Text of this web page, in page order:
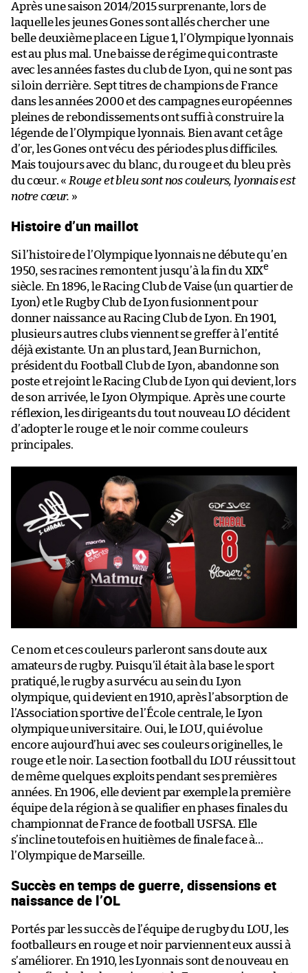
Après une saison 2014/2015 surprenante, lors de
laquelle les jeunes Gones sont allés chercher une
belle deuxième place en Ligue 1, l’Olympique lyonnais
est au plus mal. Une baisse de régime qui contraste
avec les années fastes du club de Lyon, qui ne sont pas
si loin derrière. Sept titres de champions de France
dans les années 2000 et des campagnes européennes
pleines de rebondissements ont suffi à construire la
légende de l’Olympique lyonnais. Bien avant cet âge
d’or, les Gones ont vécu des périodes plus difficiles.
Mais toujours avec du blanc, du rouge et du bleu près
du cœur. « Rouge et bleu sont nos couleurs, lyonnais est
notre cœur. »
Histoire d’un maillot
Si l’histoire de l’Olympique lyonnais ne débute qu’en
1950, ses racines remontent jusqu’à la fin du XIXe
siècle. En 1896, le Racing Club de Vaise (un quartier de
Lyon) et le Rugby Club de Lyon fusionnent pour
donner naissance au Racing Club de Lyon. En 1901,
plusieurs autres clubs viennent se greffer à l’entité
déjà existante. Un an plus tard, Jean Burnichon,
président du Football Club de Lyon, abandonne son
poste et rejoint le Racing Club de Lyon qui devient, lors
de son arrivée, le Lyon Olympique. Après une courte
réflexion, les dirigeants du tout nouveau LO décident
d’adopter le rouge et le noir comme couleurs
principales.
Ce nom et ces couleurs parleront sans doute aux
amateurs de rugby. Puisqu’il était à la base le sport
pratiqué, le rugby a survécu au sein du Lyon
olympique, qui devient en 1910, après l’absorption de
l’Association sportive de l’École centrale, le Lyon
olympique universitaire. Oui, le LOU, qui évolue
encore aujourd’hui avec ses couleurs originelles, le
rouge et le noir. La section football du LOU réussit tout
de même quelques exploits pendant ses premières
années. En 1906, elle devient par exemple la première
équipe de la région à se qualifier en phases finales du
championnat de France de football USFSA. Elle
s’incline toutefois en huitièmes de finale face à…
l’Olympique de Marseille.
Succès en temps de guerre, dissensions et
naissance de l’OL
Portés par les succès de l’équipe de rugby du LOU, les
footballeurs en rouge et noir parviennent eux aussi à
s’améliorer. En 1910, les Lyonnais sont de nouveau en